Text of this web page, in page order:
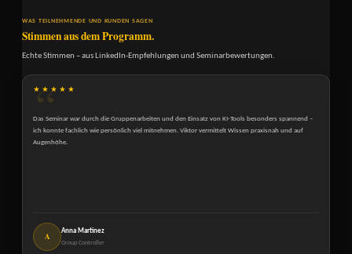
WAS TEILNEHMENDE UND KUNDEN SAGEN
Stimmen aus dem Programm.
Echte Stimmen – aus LinkedIn-Empfehlungen und Seminarbewertungen.
★★★★★
Das Seminar war durch die Gruppenarbeiten und den Einsatz von KI-Tools besonders spannend –
ich konnte fachlich wie persönlich viel mitnehmen. Viktor vermittelt Wissen praxisnah und auf
Augenhöhe.
A
Anna Martinez
Group Controller